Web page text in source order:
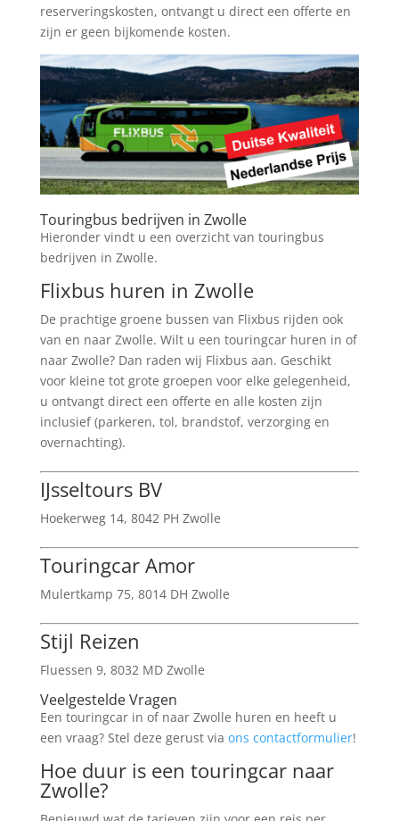
reserveringskosten, ontvangt u direct een offerte en
zijn er geen bijkomende kosten.
Touringbus bedrijven in Zwolle
Hieronder vindt u een overzicht van touringbus
bedrijven in Zwolle.
Flixbus huren in Zwolle
De prachtige groene bussen van Flixbus rijden ook
van en naar Zwolle. Wilt u een touringcar huren in of
naar Zwolle? Dan raden wij Flixbus aan. Geschikt
voor kleine tot grote groepen voor elke gelegenheid,
u ontvangt direct een offerte en alle kosten zijn
inclusief (parkeren, tol, brandstof, verzorging en
overnachting).
IJsseltours BV
Hoekerweg 14, 8042 PH Zwolle
Touringcar Amor
Mulertkamp 75, 8014 DH Zwolle
Stijl Reizen
Fluessen 9, 8032 MD Zwolle
Veelgestelde Vragen
Een touringcar in of naar Zwolle huren en heeft u
een vraag? Stel deze gerust via ons contactformulier!
Hoe duur is een touringcar naar
Zwolle?